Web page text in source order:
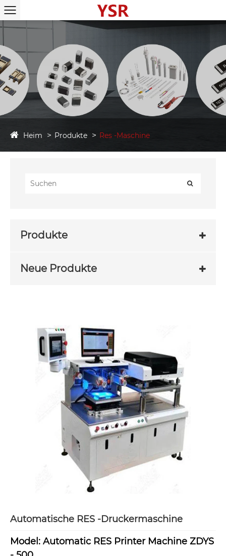
Heim Produkte Res -Maschine
Produkte
Neue Produkte
Automatische RES -Druckermaschine
Model: Automatic RES Printer Machine ZDYS